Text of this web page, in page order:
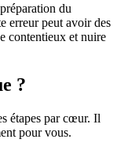
du
erreur peut avoir des
contentieux et nuire
?
étapes par cœur. Il
pour vous.